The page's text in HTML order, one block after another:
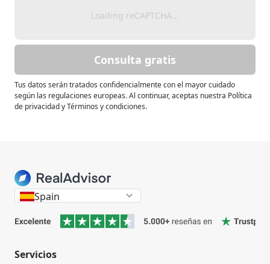
Loading reCAPTCHA...
Consulta gratis
Tus datos serán tratados confidencialmente con el mayor cuidado
según las regulaciones europeas. Al continuar, aceptas nuestra Política
de privacidad y Términos y condiciones.
Spain
Servicios